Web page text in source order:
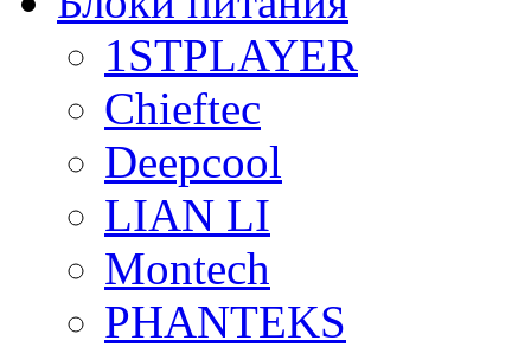
1STPLAYER
Chieftec
Deepcool
LIAN LI
Montech
PHANTEKS